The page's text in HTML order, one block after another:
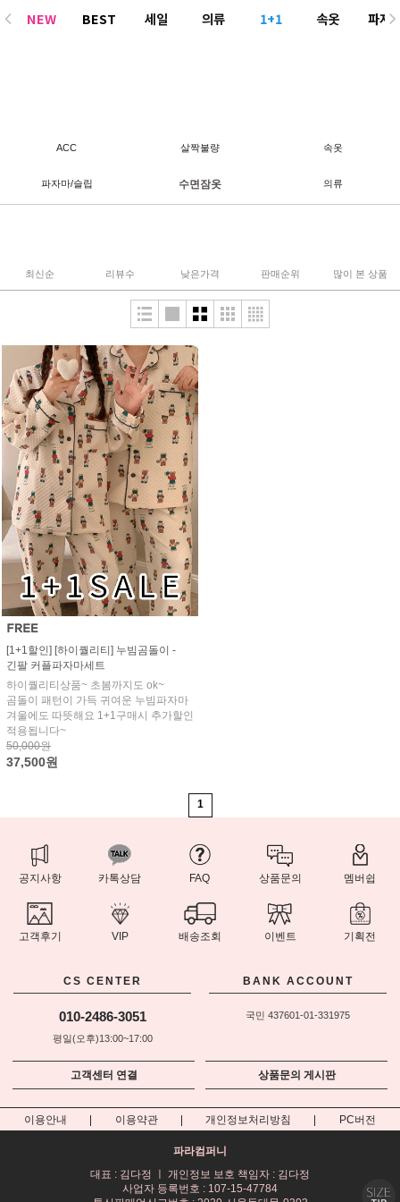
NEW BEST 세일 의류 1+1 속옷
파자
ACC 살짝불량 속옷
파자마/슬립 수면잠옷 의류
최신순 리뷰수 낮은가격 판매순위 많이 본 상품
[1+1할인] [하이퀄리티] 누빔곰돌이 -
긴팔 커플파자마세트
하이퀄리티상품~ 초봄까지도 ok~
곰돌이 패턴이 가득 귀여운 누빔파자마
겨울에도 따뜻해요 1+1구매시 추가할인
적용됩니다~
50,000원
37,500원
1
공지사항 카톡상담 FAQ 상품문의 멤버쉽
고객후기 VIP 배송조회 이벤트 기획전
CS CENTER
010-2486-3051
평일(오후)13:00~17:00
BANK ACCOUNT
국민 437601-01-331975
고객센터 연결 상품문의 게시판
이용안내 이용약관 개인정보처리방침 PC버전
파라컴퍼니
대표 : 김다정 ㅣ 개인정보 보호 책임자 : 김다정
사업자 등록번호 : 107-15-47784